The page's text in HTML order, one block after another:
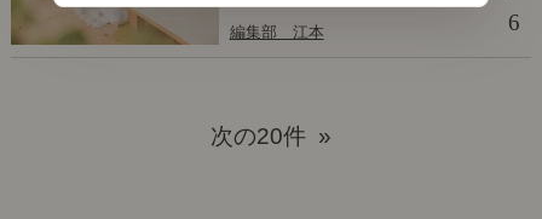
編集部 江本 6
次の20件 »